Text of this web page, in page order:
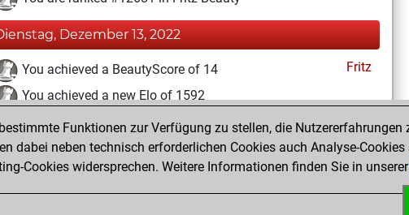
Dezember 13, 2022
You achieved a BeautyScore of 14
Fritz
You achieved a new Elo of 1592
Montag, Dezember 5, 2022
You created your Fritz account Fritz
Funktionen zur Verfügung zu stellen, die
dabei neben technisch erforderlichen Cookies auch Analyse-
Cookies widersprechen. Weitere Informationen finden Sie in unserer